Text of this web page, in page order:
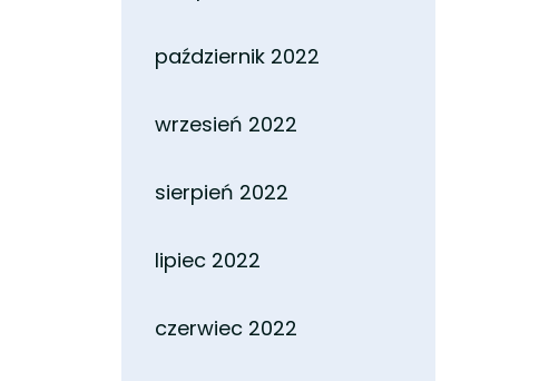
październik 2022
wrzesień 2022
sierpień 2022
lipiec 2022
czerwiec 2022